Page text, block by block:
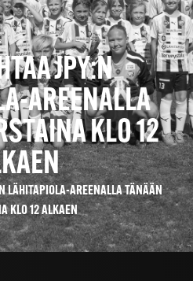
JPY:N
AREENALLA
KLO 12
LÄHITAPIOLA-AREENALLA TÄNÄÄN
KLO 12 ALKAEN